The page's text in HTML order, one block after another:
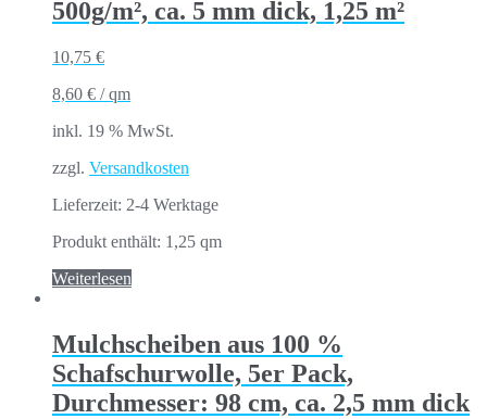
500g/m², ca. 5 mm dick, 1,25 m²
10,75 €
8,60 € /qm
inkl. 19 % MwSt.
zzgl. Versandkosten
Lieferzeit: 2-4 Werktage
Produkt enthält: 1,25 qm
Weiterlesen
Mulchscheiben aus 100 %
Schafschurwolle, 5er Pack,
Durchmesser: 98 cm, ca. 2,5 mm dick